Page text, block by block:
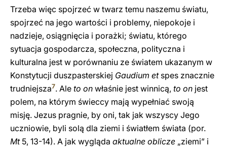
Trzeba więc spojrzeć w twarz temu naszemu światu,
spojrzeć na jego wartości i problemy, niepokoje i
nadzieje, osiągnięcia i porażki; światu, którego
sytuacja gospodarcza, społeczna, polityczna i
kulturalna jest w porównaniu ze światem ukazanym w
Konstytucji duszpasterskiej Gaudium etspes znacznie
trudniejsza7. Ale to on właśnie jest winnicą, to on jest
polem, na którym świeccy mają wypełniać swoją
misję. Jezus pragnie, by oni, tak jak wszyscy Jego
uczniowie, byli solą dla ziemi i światłem świata (por.
Mt5, 13-14). A jak wygląda aktualne oblicze „ziemi” i